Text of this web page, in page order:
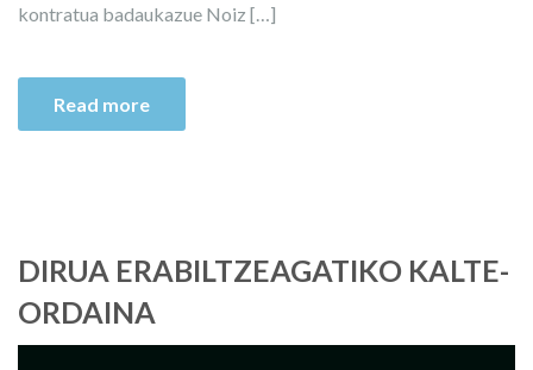
kontratua badaukazue Noiz […]
Read more
DIRUA ERABILTZEAGATIKO KALTE-
ORDAINA